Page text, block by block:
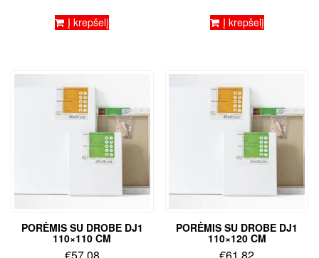
Į krepšelį Į krepšelį
PORĖMIS SU DROBE DJ1
110×110 CM
PORĖMIS SU DROBE DJ1
110×120 CM